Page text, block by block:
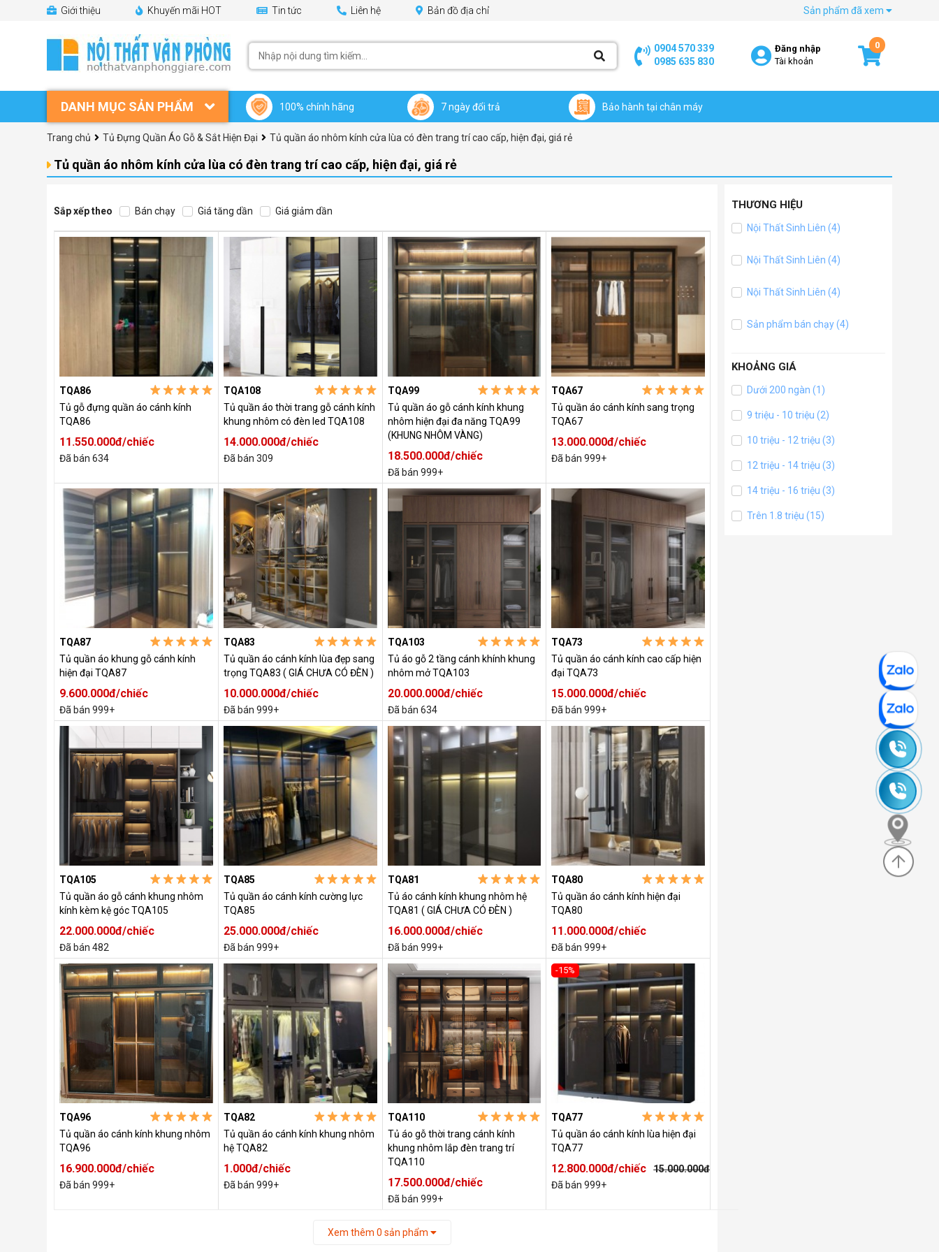
Giới thiệu Khuyến mãi HOT Tin tức Liên hệ Bản đồ địa chỉ Sản phẩm đã xem
0904 570 339
0985 635 830
Đăng nhập
Tài khoản
0
DANH MỤC SẢN PHẨM 100% chính hãng 7 ngày đổi trả Bảo hành tại chân máy
Trang chủ Tủ Đựng Quần Áo Gỗ & Sắt Hiện Đại Tủ quần áo nhôm kính cửa lùa có đèn trang trí cao cấp, hiện đại, giá rẻ
Tủ quần áo nhôm kính cửa lùa có đèn trang trí cao cấp, hiện đại, giá rẻ
Sắp xếp theo Bán chạy Giá tăng dần Giá giảm dần
TQA86
Tủ gỗ đựng quần áo cánh kính
TQA86
11.550.000đ/chiếc
Đã bán 634
TQA108
Tủ quần áo thời trang gỗ cánh kính
khung nhôm có đèn led TQA108
14.000.000đ/chiếc
Đã bán 309
TQA99
Tủ quần áo gỗ cánh kính khung
nhôm hiện đại đa năng TQA99
(KHUNG NHÔM VÀNG)
18.500.000đ/chiếc
Đã bán 999+
TQA67
Tủ quần áo cánh kính sang trọng
TQA67
13.000.000đ/chiếc
Đã bán 999+
TQA87
Tủ quần áo khung gỗ cánh kính
hiện đại TQA87
9.600.000đ/chiếc
Đã bán 999+
TQA83
Tủ quần áo cánh kính lùa đẹp sang
trọng TQA83 ( GIÁ CHƯA CÓ ĐÈN )
10.000.000đ/chiếc
Đã bán 999+
TQA103
Tủ áo gỗ 2 tầng cánh khính khung
nhôm mở TQA103
20.000.000đ/chiếc
Đã bán 634
TQA73
Tủ quần áo cánh kính cao cấp hiện
đại TQA73
15.000.000đ/chiếc
Đã bán 999+
TQA105
Tủ quần áo gỗ cánh khung nhôm
kính kèm kệ góc TQA105
22.000.000đ/chiếc
Đã bán 482
TQA85
Tủ quần áo cánh kính cường lực
TQA85
25.000.000đ/chiếc
Đã bán 999+
TQA81
Tủ áo cánh kính khung nhôm hệ
TQA81 ( GIÁ CHƯA CÓ ĐÈN )
16.000.000đ/chiếc
Đã bán 999+
TQA80
Tủ quần áo cánh kính hiện đại
TQA80
11.000.000đ/chiếc
Đã bán 999+
TQA96
Tủ quần áo cánh kính khung nhôm
TQA96
16.900.000đ/chiếc
Đã bán 999+
TQA82
Tủ quần áo cánh kính khung nhôm
hệ TQA82
1.000đ/chiếc
Đã bán 999+
TQA110
Tủ áo gỗ thời trang cánh kính
khung nhôm lắp đèn trang trí
TQA110
17.500.000đ/chiếc
Đã bán 999+
-15%
TQA77
Tủ quần áo cánh kính lùa hiện đại
TQA77
12.800.000đ/chiếc
15.000.000đ
Đã bán 999+
Xem thêm0 sản phẩm
THƯƠNG HIỆU
Nội Thất Sinh Liên (4)
Nội Thất Sinh Liên (4)
Nội Thất Sinh Liên (4)
Sản phẩm bán chạy (4)
KHOẢNG GIÁ
Dưới 200 ngàn (1)
9 triệu - 10 triệu (2)
10 triệu - 12 triệu (3)
12 triệu - 14 triệu (3)
14 triệu - 16 triệu (3)
Trên 1.8 triệu (15)
0965
245
630
0985
635
830